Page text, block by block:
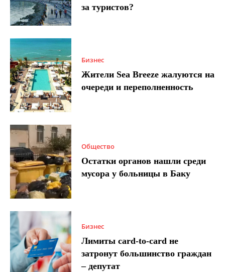
за туристов?
Бизнес
Жители Sea Breeze жалуются на
очереди и переполненность
Общество
Остатки органов нашли среди
мусора у больницы в Баку
Бизнес
Лимиты card-to-card не
затронут большинство граждан
– депутат